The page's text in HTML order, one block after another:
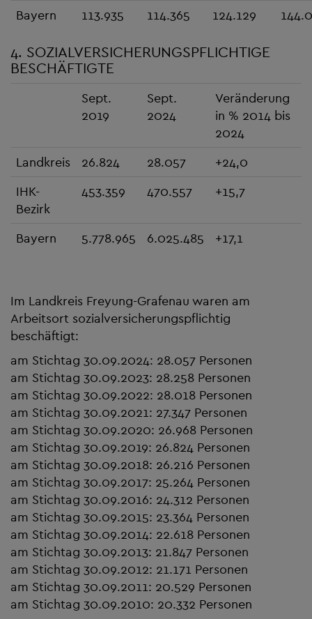
Bayern 113.935 114.365 124.129
4. SOZIALVERSICHERUNGSPFLICHTIGE
BESCHÄFTIGTE
Sept.
2019
Sept.
2024
Veränderung
in % 2014 bis
2024
Landkreis
26.824 28.057
+24,0
IHK-
Bezirk
453.359 470.557 +15,7
Bayern 5.778.965 6.025.485 +17,1
Im Landkreis Freyung-Grafenau waren am
Arbeitsort sozialversicherungspflichtig
beschäftigt:
am Stichtag 30.09.2024: 28.057 Personen
am Stichtag 30.09.2023: 28.258 Personen
am Stichtag 30.09.2022: 28.018 Personen
am Stichtag 30.09.2021: 27.347 Personen
am Stichtag 30.09.2020: 26.968 Personen
am Stichtag 30.09.2019: 26.824 Personen
am Stichtag 30.09.2018: 26.216 Personen
am Stichtag 30.09.2017: 25.264 Personen
am Stichtag 30.09.2016: 24.312 Personen
am Stichtag 30.09.2015: 23.364 Personen
am Stichtag 30.09.2014: 22.618 Personen
am Stichtag 30.09.2013: 21.847 Personen
am Stichtag 30.09.2012: 21.171 Personen
am Stichtag 30.09.2011: 20.529 Personen
am Stichtag 30.09.2010: 20.332 Personen